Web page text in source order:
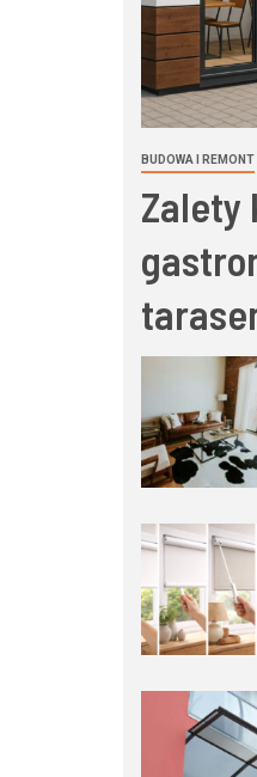
BUDOWA I REMONT
Zalety